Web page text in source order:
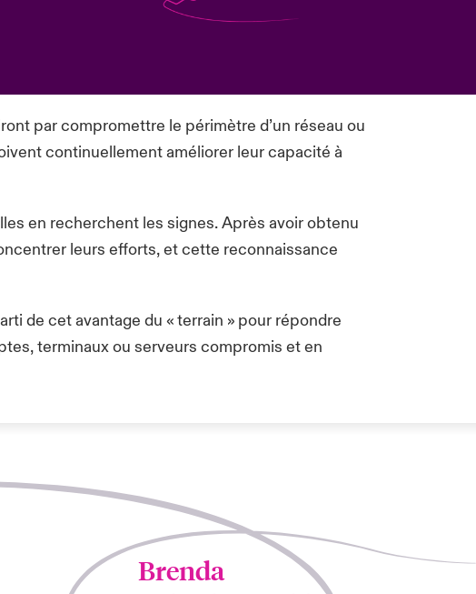
par compromettre le périmètre d’un réseau ou
continuellement améliorer leur capacité à
en recherchent les signes. Après avoir obtenu
leurs efforts, et cette reconnaissance
de cet avantage du « terrain » pour répondre
terminaux ou serveurs compromis et en
Brenda